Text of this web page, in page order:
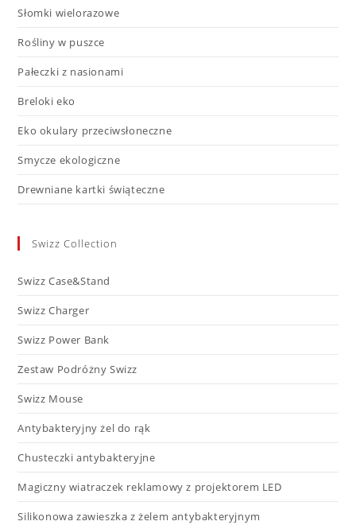
Słomki wielorazowe
Rośliny w puszce
Pałeczki z nasionami
Breloki eko
Eko okulary przeciwsłoneczne
Smycze ekologiczne
Drewniane kartki świąteczne
Swizz Collection
Swizz Case&Stand
Swizz Charger
Swizz Power Bank
Zestaw Podróżny Swizz
Swizz Mouse
Antybakteryjny żel do rąk
Chusteczki antybakteryjne
Magiczny wiatraczek reklamowy z projektorem LED​
Silikonowa zawieszka z żelem antybakteryjnym